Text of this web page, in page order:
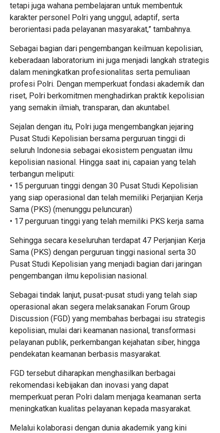
tetapi juga wahana pembelajaran untuk membentuk
karakter personel Polri yang unggul, adaptif, serta
berorientasi pada pelayanan masyarakat,” tambahnya.
Sebagai bagian dari pengembangan keilmuan kepolisian,
keberadaan laboratorium ini juga menjadi langkah strategis
dalam meningkatkan profesionalitas serta pemuliaan
profesi Polri. Dengan memperkuat fondasi akademik dan
riset, Polri berkomitmen menghadirkan praktik kepolisian
yang semakin ilmiah, transparan, dan akuntabel.
Sejalan dengan itu, Polri juga mengembangkan jejaring
Pusat Studi Kepolisian bersama perguruan tinggi di
seluruh Indonesia sebagai ekosistem penguatan ilmu
kepolisian nasional. Hingga saat ini, capaian yang telah
terbangun meliputi:
• 15 perguruan tinggi dengan 30 Pusat Studi Kepolisian
yang siap operasional dan telah memiliki Perjanjian Kerja
Sama (PKS) (menunggu peluncuran)
• 17 perguruan tinggi yang telah memiliki PKS kerja sama
Sehingga secara keseluruhan terdapat 47 Perjanjian Kerja
Sama (PKS) dengan perguruan tinggi nasional serta 30
Pusat Studi Kepolisian yang menjadi bagian dari jaringan
pengembangan ilmu kepolisian nasional.
Sebagai tindak lanjut, pusat-pusat studi yang telah siap
operasional akan segera melaksanakan Forum Group
Discussion (FGD) yang membahas berbagai isu strategis
kepolisian, mulai dari keamanan nasional, transformasi
pelayanan publik, perkembangan kejahatan siber, hingga
pendekatan keamanan berbasis masyarakat.
FGD tersebut diharapkan menghasilkan berbagai
rekomendasi kebijakan dan inovasi yang dapat
memperkuat peran Polri dalam menjaga keamanan serta
meningkatkan kualitas pelayanan kepada masyarakat.
Melalui kolaborasi dengan dunia akademik yang kini